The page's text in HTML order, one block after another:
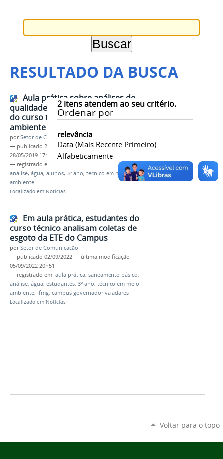
RESULTADO DA BUSCA
2itens atendem ao seu critério.
Ordenar por
relevância
Data (mais Recente Primeiro)
Alfabeticamente
Aula prática sobre análises de
qualidade da água anima alunos
do curso técnico em meio
ambiente
porSetor de Comunicação
— publicado 28/05/2019 —última modificação
28/05/2019 17h40
— registrado em:
saneamento básico
análise, água, alunos, 3º ano, técnico em meio
ambiente
Localizado em Notícias
Em aula prática, estudantes do
curso técnico analisam coletas de
esgoto da ETE do Campus
porSetor de Comunicação
— publicado 02/09/2022 — última modificação
05/09/2022 20h51
— registrado em: aula prática, saneamento básico,
análise, água, estudantes, 3º ano, técnico em meio
ambiente, ifmg, campus governador valadares
Localizado em Notícias
Voltar para o topo